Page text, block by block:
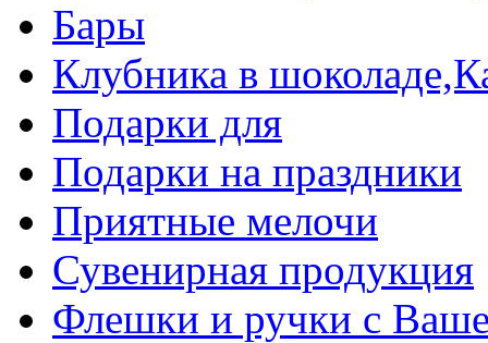
Бары
Клубника в
Подарки для
Подарки на праздники
Приятные мелочи
Сувенирная продукция
Флешки и ручки с